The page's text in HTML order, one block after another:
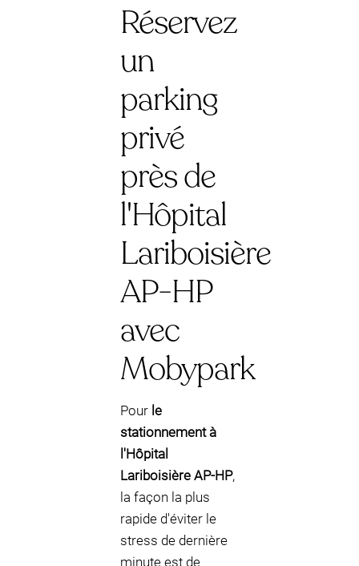
Réservez
un
parking
privé
près de
l'Hôpital
Lariboisière
AP-HP
avec
Mobypark
Pour le
stationnement à
l'Hôpital
Lariboisière AP-HP,
la façon la plus
rapide d'éviter le
stress de dernière
minute est de